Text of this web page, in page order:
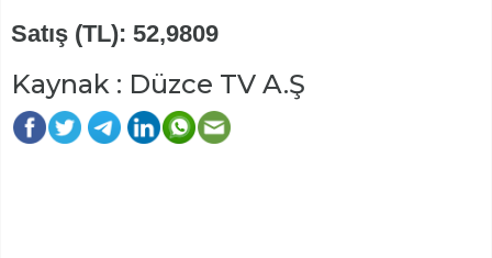
Satış (TL): 52,9809
Kaynak : Düzce TV A.Ş